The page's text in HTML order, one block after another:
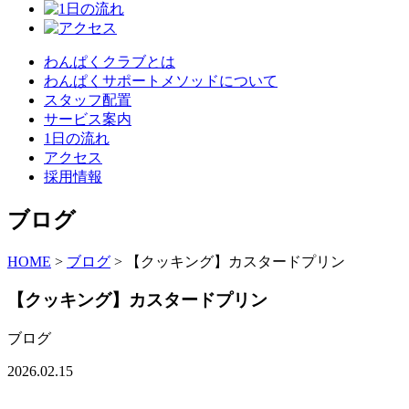
わんぱくクラブとは
わんぱくサポートメソッドについて
スタッフ配置
サービス案内
1日の流れ
アクセス
採用情報
ブログ
HOME > ブログ > 【クッキング】カスタードプリン
【クッキング】カスタードプリン
ブログ
2026.02.15